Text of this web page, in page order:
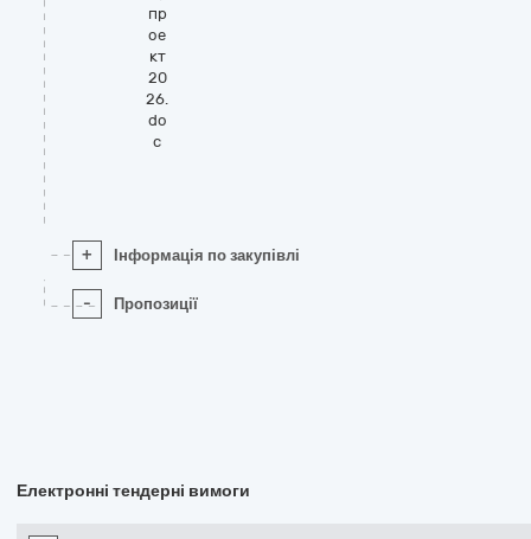
пр
ое
кт
20
26.
do
c
+ Інформація по закупівлі
- Пропозиції
Електронні тендерні вимоги